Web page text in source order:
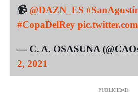
📹 @DAZN_ES
#CopaDelRey
— C. A. OSASUNA
2, 2021